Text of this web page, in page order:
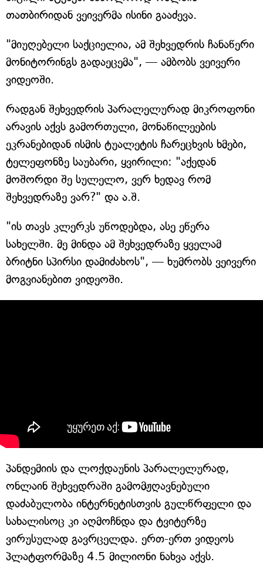
თათბირიდან ვეივერმა ისინი გააძევა.
"მიუღებელი საქციელია, ამ შეხვედრის ჩანაწერი
მონიტორინგს გადაეცემა", — ამბობს ვეივერი
ვიდეოში.
რადგან შეხვედრის პარალელურად მიკროფონი
არავის აქვს გამორთული, მონაწილეების
ეკრანებიდან ისმის ტუალეტის ჩარეცხვის ხმები,
ტელეფონზე საუბარი, ყვირილი: "აქედან
მოშორდი შე სულელო, ვერ ხედავ რომ
შეხვედრაზე ვარ?" და ა.შ.
"ის თავს კლერკს უწოდებდა, ასე ეწერა
სახელში. მე მინდა ამ შეხვედრაზე ყველამ
ბრიტნი სპირსი დამიძახოს", — ხუმრობს ვეივერი
მოგვიანებით ვიდეოში.
პანდემიის და ლოქდაუნის პარალელურად,
ონლაინ შეხვედრაში გამომჟღავნებული
დაძაბულობა ინტერნეტისთვის გულწრფელი და
სახალისოც კი აღმოჩნდა და ტვიტერზე
ვირუსულად გავრცელდა. ერთ-ერთ ვიდეოს
პლატფორმაზე 4.5 მილიონი ნახვა აქვს.